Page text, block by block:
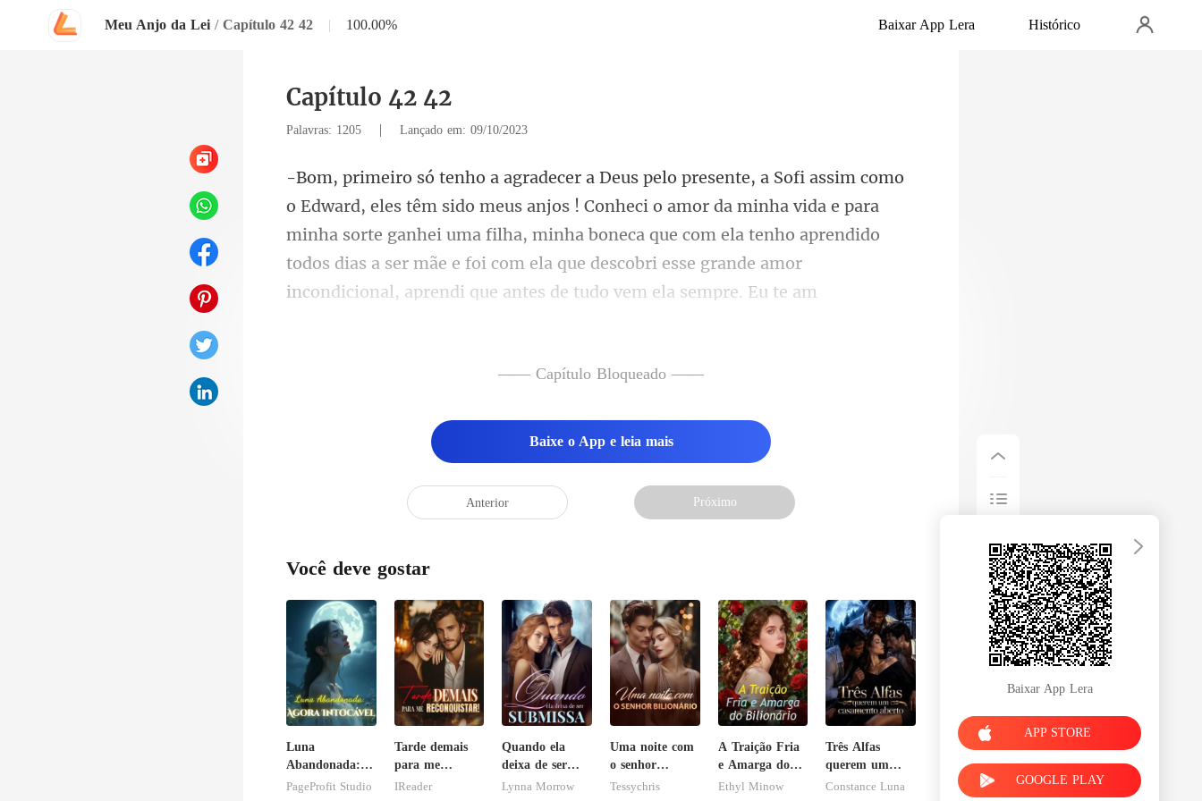
Meu Anjo da Lei / Capítulo 42 42 | 100.00% Baixar App Lera Histórico
Capítulo 42 42
Palavras: 1205 | Lançado em: 09/10/2023
heci o amor da minha vida e para
minha sorte ganhei uma filha, minha boneca que com ela tenho aprendido
todos dias a
—— Capítulo Bloqueado ——
Baixe o App e leia mais
Anterior Próximo
Você deve gostar
Luna
Abandonada:
Agora Intocável
PageProfit Studio
Tarde demais
para me
reconquistar!
IReader
Quando ela
deixa de ser
submissa
Lynna Morrow
Uma noite com
o senhor
Bilionário
Tessychris
A Traição Fria
e Amarga do
Bilionário
Ethyl Minow
Três Alfas
querem um
casamento
Constance Luna
Baixar App Lera
APP STORE
GOOGLE PLAY